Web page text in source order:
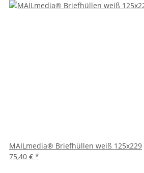
gewährleisten.
MAILmedia® Briefhüllen weiß 125x229
75,40 € *